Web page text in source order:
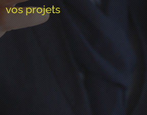
vos projets